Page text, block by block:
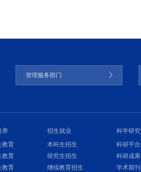
管理服务部门
养
教育
教育
教育
招生就业
本科生招生
研究生招生
继续教育招生
科学研究
科研平台
科研成果
学术期刊